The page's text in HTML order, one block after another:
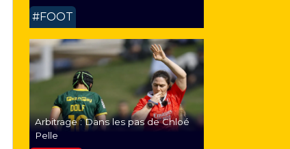
#FOOT
Arbitrage : Dans les pas de Chloé
Pelle